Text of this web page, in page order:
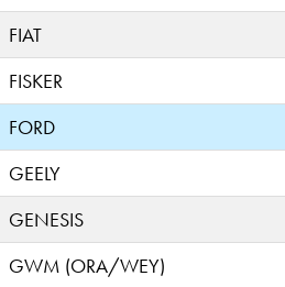
FIAT
FISKER
FORD
GEELY
GENESIS
GWM (ORA/WEY)